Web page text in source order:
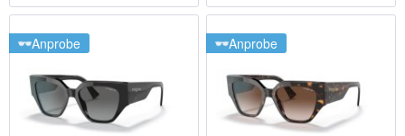
Anprobe Anprobe